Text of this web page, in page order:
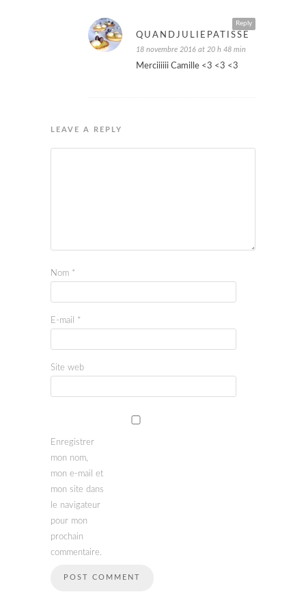
Reply
QUANDJULIEPATISSE
18 novembre 2016 at 20 h 48 min
Merciiiiii Camille <3 <3 <3
LEAVE A REPLY
Nom *
E-mail *
Site web
Enregistrer
mon nom,
mon e-mail et
mon site dans
le navigateur
pour mon
prochain
commentaire.